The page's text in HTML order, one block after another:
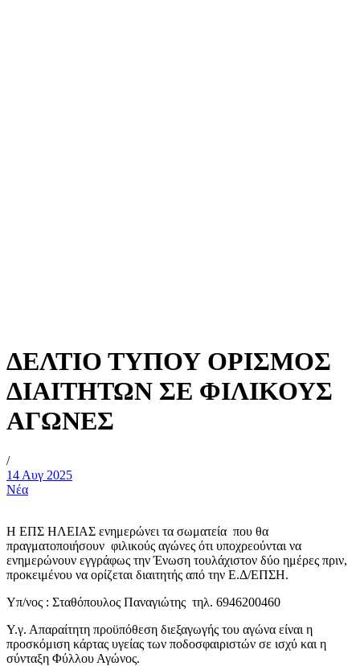
ΔΕΛΤΙΟ ΤΥΠΟΥ ΟΡΙΣΜΟΣ
ΔΙΑΙΤΗΤΩΝ ΣΕ ΦΙΛΙΚΟΥΣ
ΑΓΩΝΕΣ
/
14 Αυγ 2025
Νέα
Η ΕΠΣ ΗΛΕΙΑΣ ενημερώνει τα σωματεία που θα
πραγματοποιήσουν φιλικούς αγώνες ότι υποχρεούνται να
ενημερώνουν εγγράφως την Ένωση τουλάχιστον δύο ημέρες πριν,
προκειμένου να ορίζεται διαιτητής από την Ε.Δ/ΕΠΣΗ.
Υπ/νος : Σταθόπουλος Παναγιώτης τηλ. 6946200460
Υ.γ. Απαραίτητη προϋπόθεση διεξαγωγής του αγώνα είναι η
προσκόμιση κάρτας υγείας των ποδοσφαιριστών σε ισχύ και η
σύνταξη Φύλλου Αγώνος.